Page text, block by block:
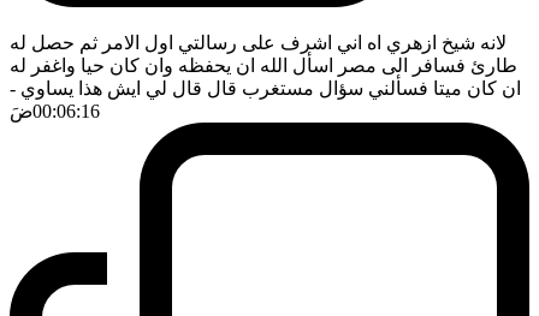
لانه شيخ ازهري اه اني اشرف على رسالتي اول الامر ثم حصل له
طارئ فسافر الى مصر اسأل الله ان يحفظه وان كان حيا واغفر له
ان كان ميتا فسألني سؤال مستغرب قال قال لي ايش هذا يساوي -
00:06:16ضَ